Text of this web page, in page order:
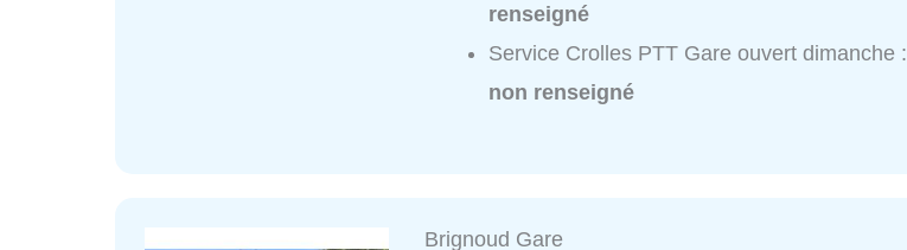
renseigné
Service Crolles PTT Gare ouvert dimanche :
non renseigné
Brignoud Gare